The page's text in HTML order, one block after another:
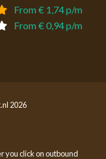
From € 1,74 p/m
From € 0,94 p/m
2026
you click on outbound